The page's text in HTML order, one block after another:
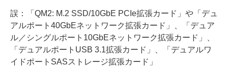
誤：「QM2: M.2 SSD/10GbE PCIe拡張カード」や「デュ
アルポート40GbEネットワーク拡張カード」、「デュア
ル／シングルポート10GbEネットワーク拡張カード」、
「デュアルポートUSB 3.1拡張カード」、「デュアルワ
イドポートSASストレージ拡張カード」